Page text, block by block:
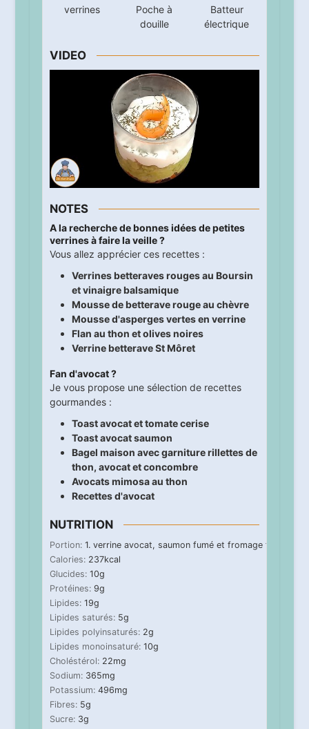
verrines
Poche à
douille
Batteur
électrique
VIDEO
NOTES
A la recherche de bonnes idées de petites
verrines à faire la veille ?
Vous allez apprécier ces recettes :
Verrines betteraves rouges au Boursin
et vinaigre balsamique
Mousse de betterave rouge au chèvre
Mousse d'asperges vertes en verrine
Flan au thon et olives noires
Verrine betterave St Môret
Fan d'avocat ?
Je vous propose une sélection de recettes
gourmandes :
Toast avocat et tomate cerise
Toast avocat saumon
Bagel maison avec garniture rillettes de
thon, avocat et concombre
Avocats mimosa au thon
Recettes d'avocat
NUTRITION
Portion: 1. verrine avocat, saumon fumé et fromage frais
Calories: 237kcal
Glucides: 10g
Protéines: 9g
Lipides: 19g
Lipides saturés: 5g
Lipides polyinsaturés: 2g
Lipides monoinsaturé: 10g
Choléstérol: 22mg
Sodium: 365mg
Potassium: 496mg
Fibres: 5g
Sucre: 3g